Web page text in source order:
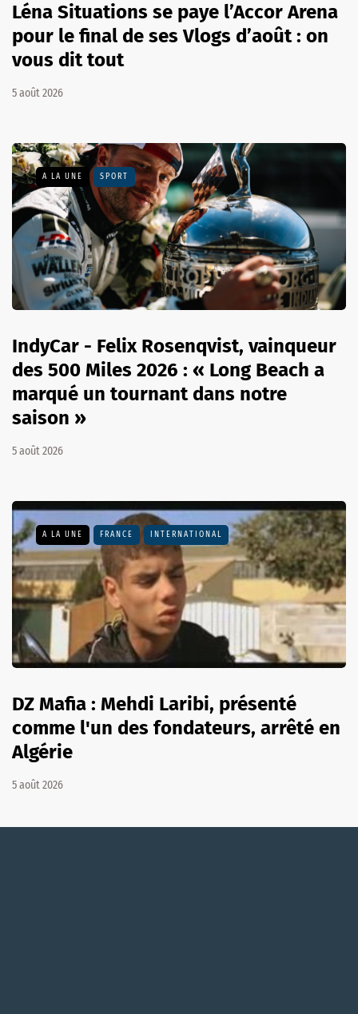
Léna Situations se paye l’Accor Arena
pour le final de ses Vlogs d’août : on
vous dit tout
5 août 2026
A LA UNE SPORT
IndyCar - Felix Rosenqvist, vainqueur
des 500 Miles 2026 : « Long Beach a
marqué un tournant dans notre
saison »
5 août 2026
A LA UNE FRANCE INTERNATIONAL
DZ Mafia : Mehdi Laribi, présenté
comme l'un des fondateurs, arrêté en
Algérie
5 août 2026